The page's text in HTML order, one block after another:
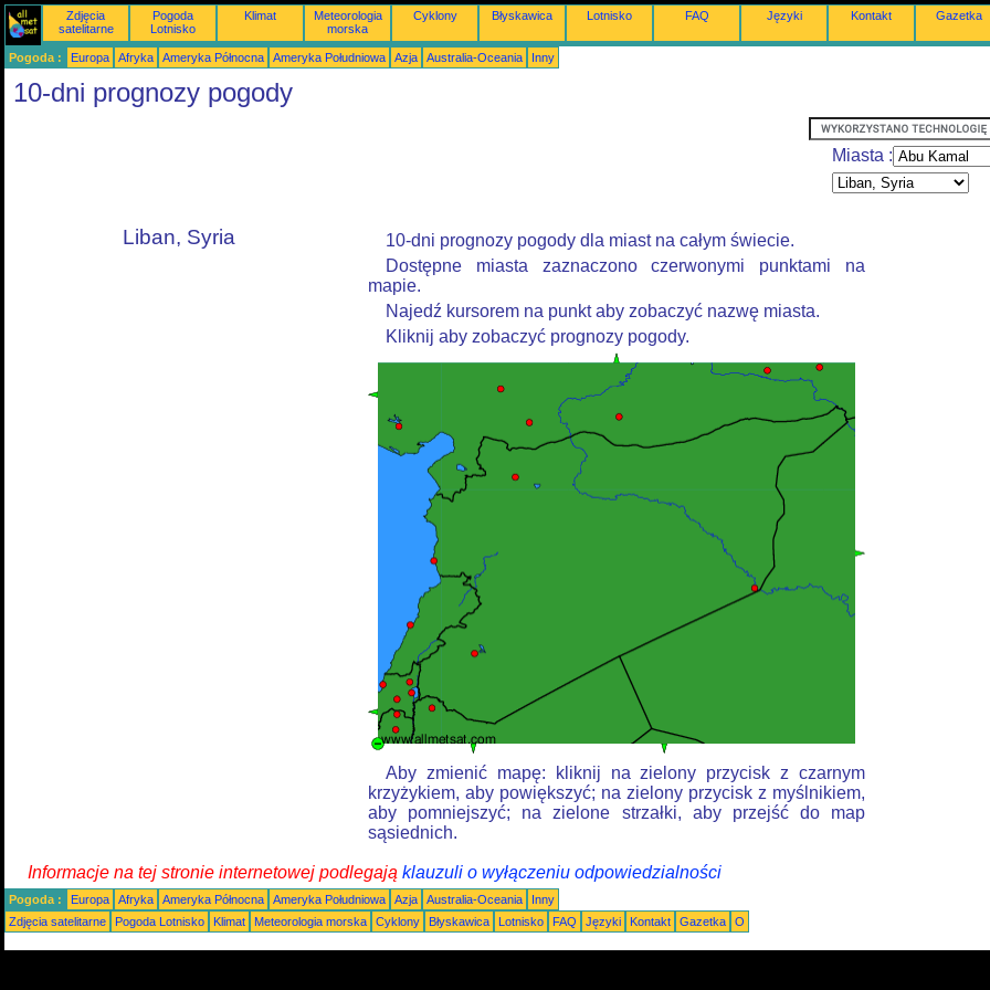
Zdjęcia
satelitarne
Pogoda
Lotnisko
Klimat
Meteorologia
morska
Cyklony Błyskawica Lotnisko FAQ Języki Kontakt Gazetka
Pogoda : Europa Afryka Ameryka Północna Ameryka Południowa Azja Australia-Oceania Inny
10-dni prognozy pogody
Miasta :
Liban, Syria
10-dni prognozy pogody dla miast na całym świecie.
Dostępne miasta zaznaczono czerwonymi punktami na
mapie.
Najedź kursorem na punkt aby zobaczyć nazwę miasta.
Kliknij aby zobaczyć prognozy pogody.
Aby zmienić mapę: kliknij na zielony przycisk z czarnym
krzyżykiem, aby powiększyć; na zielony przycisk z myślnikiem,
aby pomniejszyć; na zielone strzałki, aby przejść do map
sąsiednich.
Informacje na tej stronie internetowej podlegają klauzuli o wyłączeniu odpowiedzialności
Pogoda : Europa Afryka Ameryka Północna Ameryka Południowa Azja Australia-Oceania
Inny
Zdjęcia satelitarne
Pogoda Lotnisko Klimat Meteorologia morska Cyklony Błyskawica Lotnisko FAQ Języki Kontakt Gazetka O